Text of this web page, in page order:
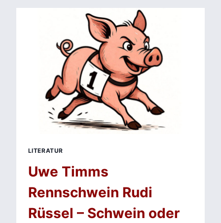
LITERATUR
Uwe Timms
Rennschwein Rudi
Rüssel – Schwein oder